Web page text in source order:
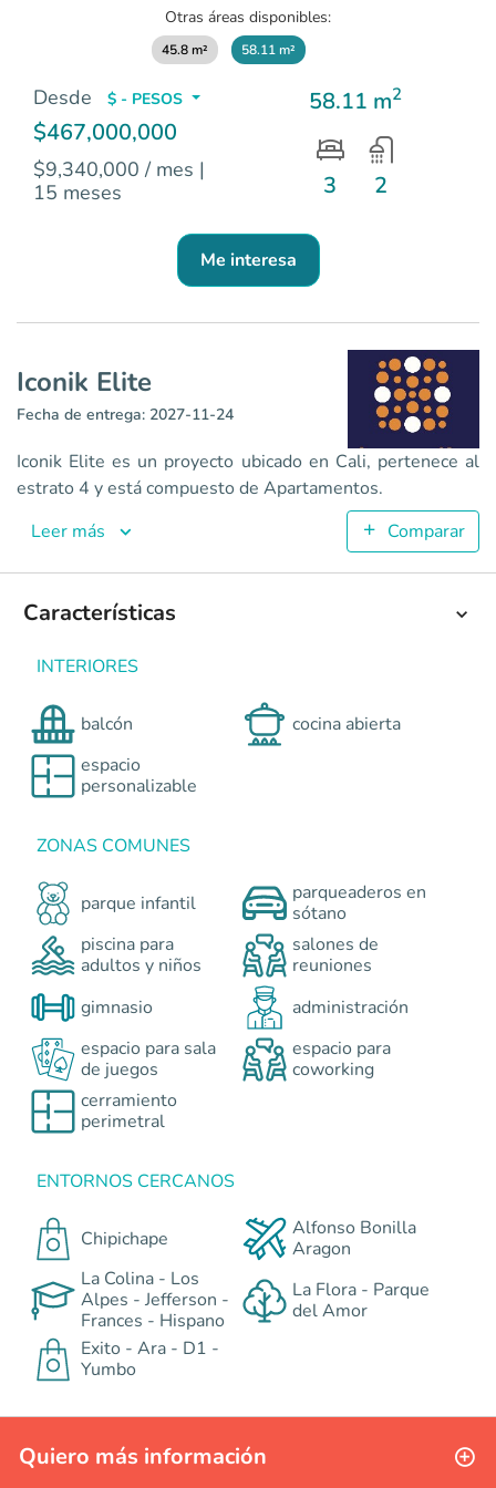
Iconik Elite
Apartamentos en Cali - La Flora <p>ICONIK ELITE es
58.11
2
ColombiaCali
Otras áreas disponibles:
45.8 m² 58.11 m²
Desde $ - PESOS
$467,000,000
$9,340,000 / mes |
15 meses
58.11 m2
3 2
Me interesa
Iconik Elite
Fecha de entrega: 2027-11-24
Iconik Elite es un proyecto ubicado en Cali, pertenece al
estrato 4 y está compuesto de Apartamentos.
Leer más
Comparar
Características
INTERIORES
balcón
cocina abierta
espacio
personalizable
ZONAS COMUNES
parque infantil
parqueaderos en
sótano
piscina para
adultos y niños
salones de
reuniones
gimnasio
administración
espacio para sala
de juegos
espacio para
coworking
cerramiento
perimetral
ENTORNOS CERCANOS
Chipichape
Alfonso Bonilla
Aragon
La Colina - Los
Alpes - Jefferson -
Frances - Hispano
La Flora - Parque
del Amor
Exito - Ara - D1 -
Yumbo
Quiero más información